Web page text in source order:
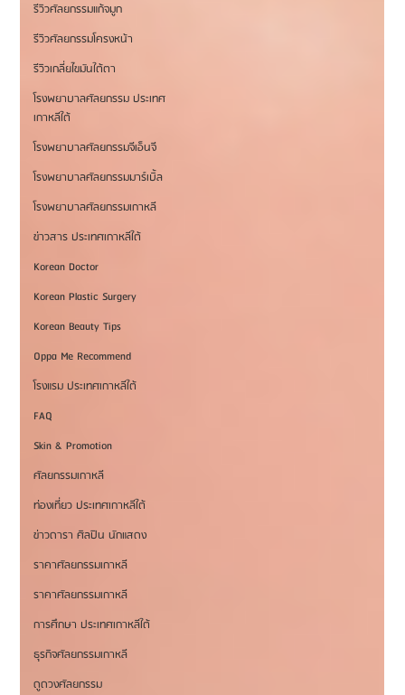
รีวิวศัลยกรรมแก้จมูก
รีวิวศัลยกรรมโครงหน้า
รีวิวเกลี่ยไขมันใต้ตา
โรงพยาบาลศัลยกรรม ประเทศ
เกาหลีใต้
โรงพยาบาลศัลยกรรมจีเอ็นจี
โรงพยาบาลศัลยกรรมมาร์เบิ้ล
โรงพยาบาลศัลยกรรมเกาหลี
ข่าวสาร ประเทศเกาหลีใต้
Korean Doctor
Korean Plastic Surgery
Korean Beauty Tips
Oppa Me Recommend
โรงแรม ประเทศเกาหลีใต้
FAQ
Skin & Promotion
ศัลยกรรมเกาหลี
ท่องเที่ยว ประเทศเกาหลีใต้
ข่าวดารา ศิลปิน นักแสดง
ราคาศัลยกรรมเกาหลี
ราคาศัลยกรรมเกาหลี
การศึกษา ประเทศเกาหลีใต้
ธุรกิจศัลยกรรมเกาหลี
ดูดวงศัลยกรรม